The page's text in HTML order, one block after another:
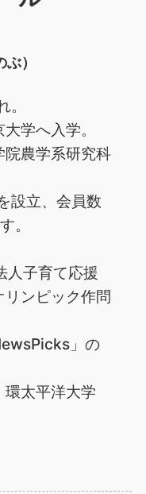
）
学へ入学。
農学系研究科
設立、会員数
。
人子育て応援
ンピック作問
」の
太平洋大学